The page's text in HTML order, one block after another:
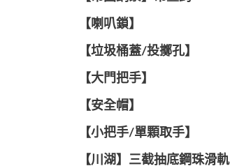
【喇叭鎖】
【垃圾桶蓋/投擲孔】
【大門把手】
【安全帽】
【小把手/單顆取手】
【川湖】三截抽底鋼珠滑軌